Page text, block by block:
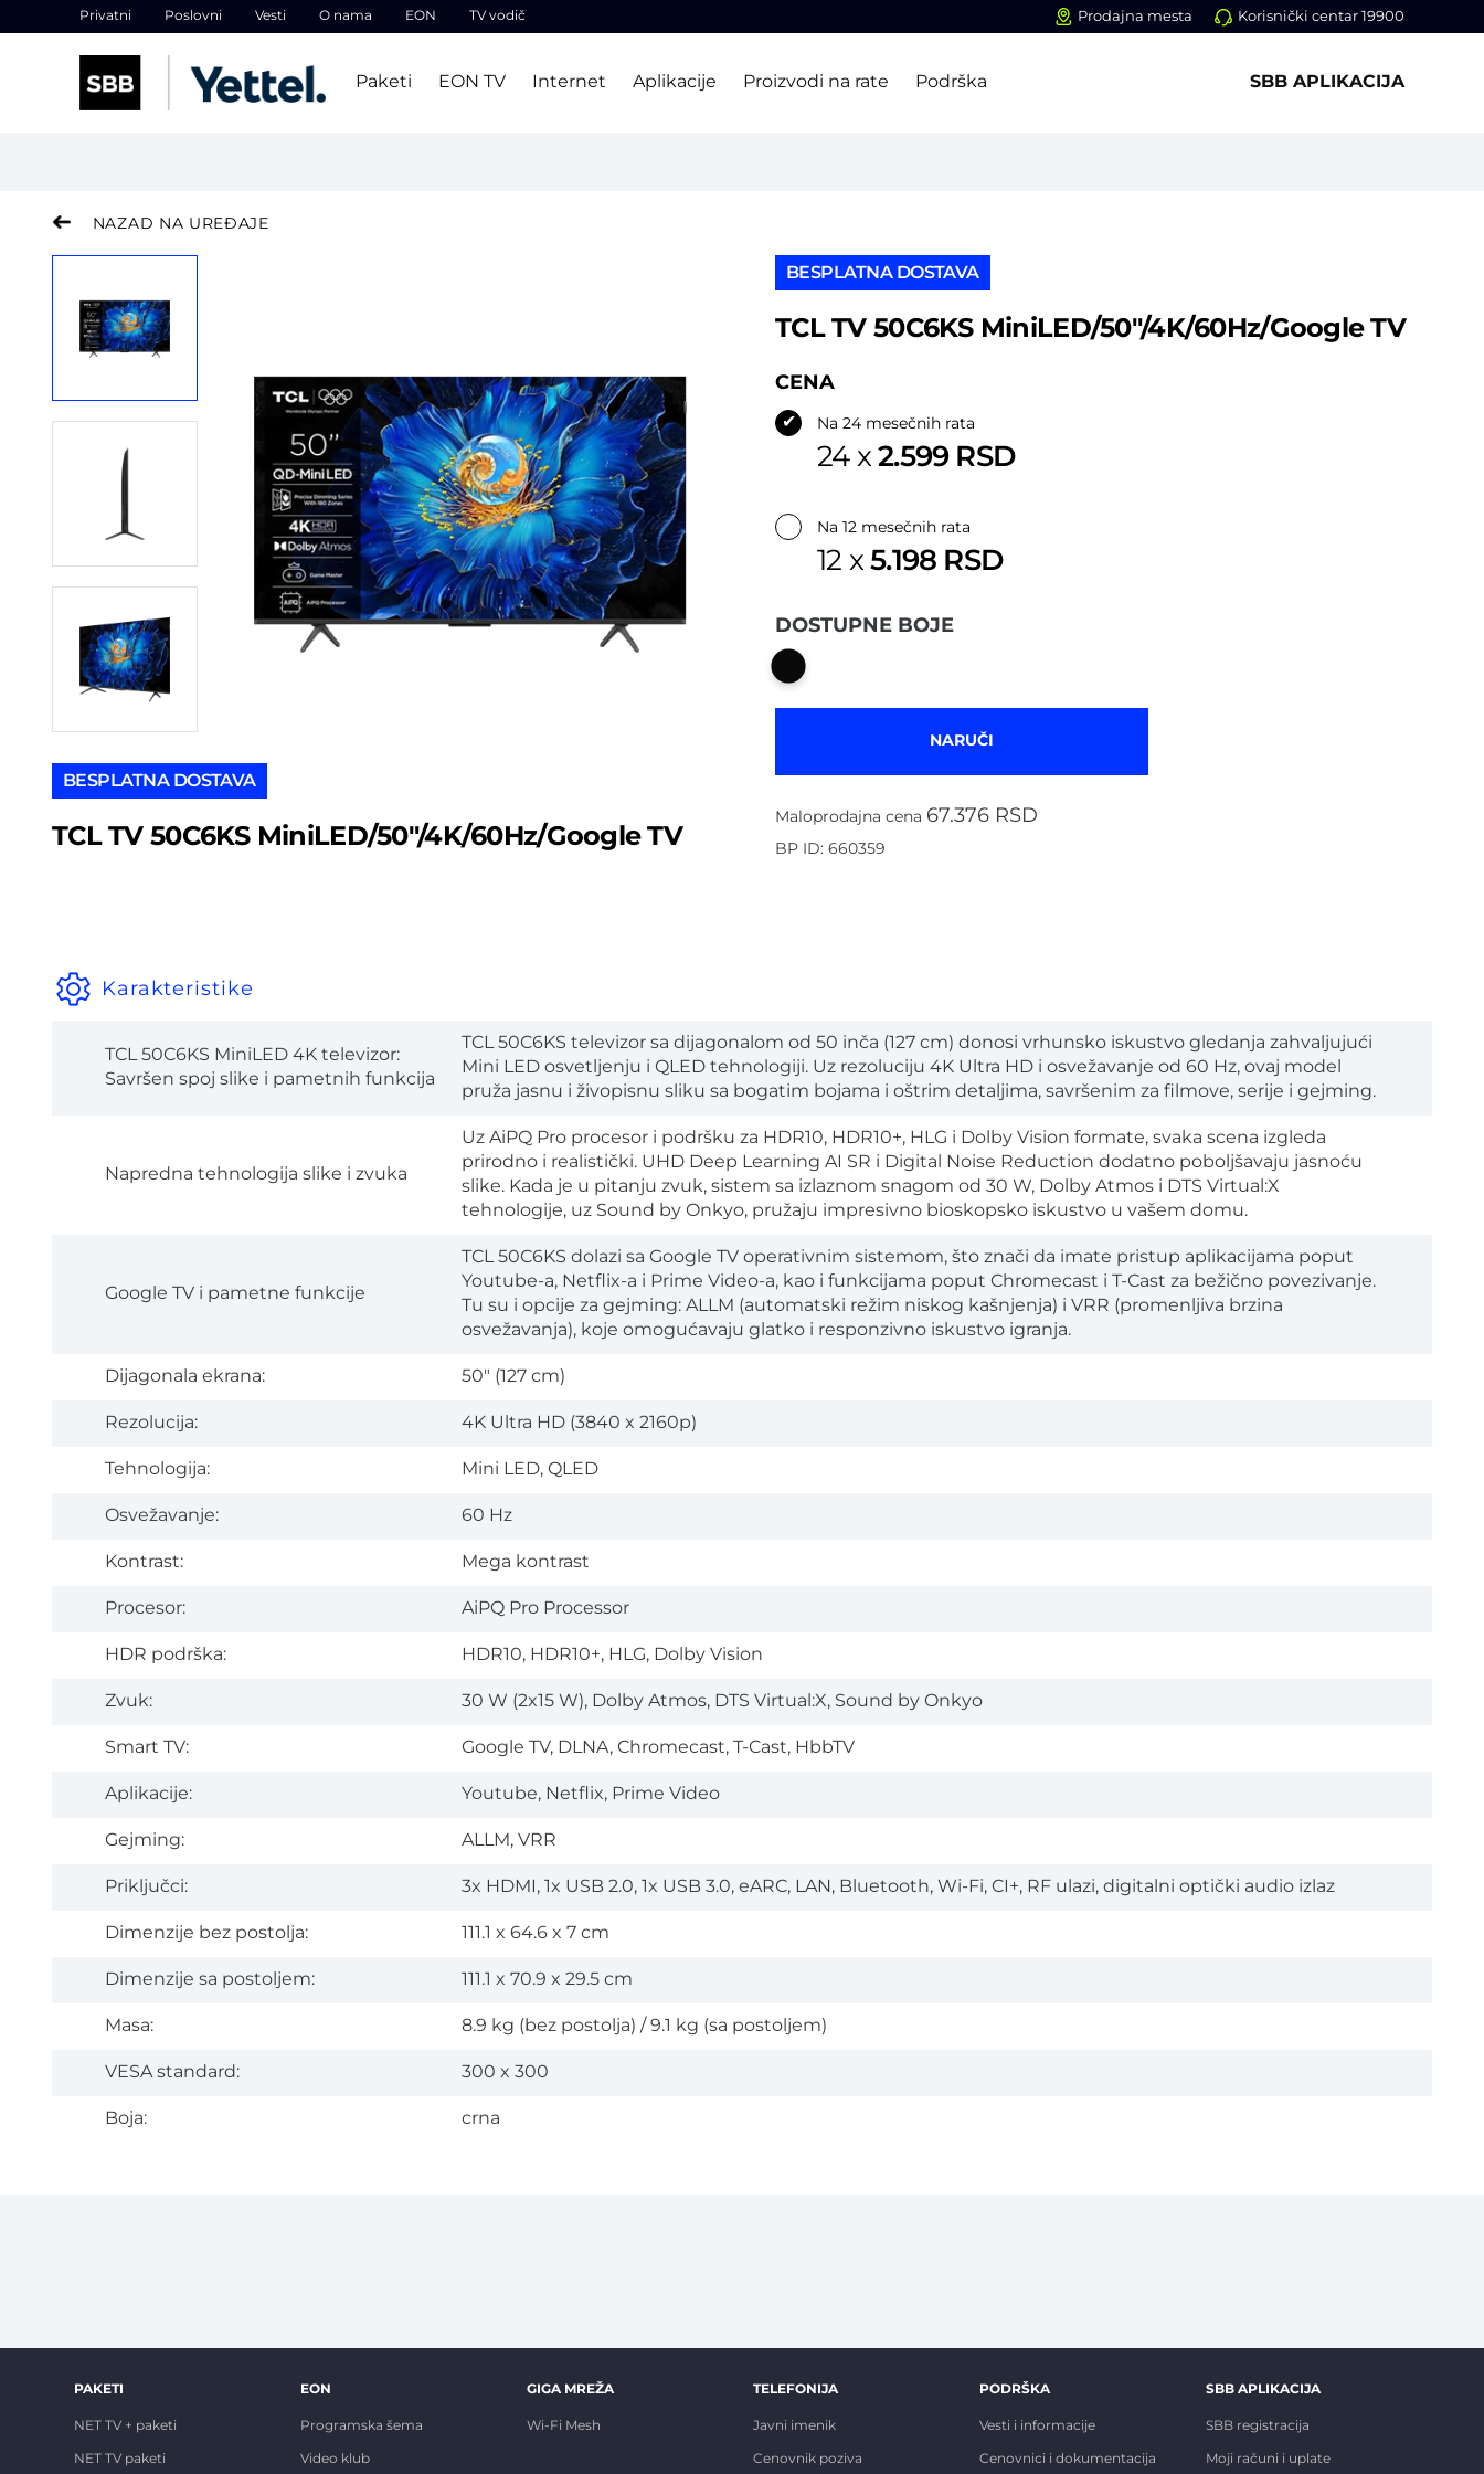
Privatni Poslovni Vesti O nama EON TV vodič Prodajna mesta Korisnički centar 19900
Paketi EON TV Internet Aplikacije Proizvodi na rate Podrška SBB APLIKACIJA
NAZAD NA UREĐAJE
BESPLATNA DOSTAVA
TCL TV 50C6KS MiniLED/50″/4K/60Hz/Google TV
BESPLATNA DOSTAVA
TCL TV 50C6KS MiniLED/50″/4K/60Hz/Google TV
CENA
✔ Na 24 mesečnih rata
24 x2.599 RSD
✔ Na 12 mesečnih rata
12 x5.198 RSD
DOSTUPNE BOJE
NARUČI
Maloprodajna cena 67.376 RSD
BP ID: 660359
Karakteristike
TCL 50C6KS MiniLED 4K televizor:
Savršen spoj slike i pametnih funkcija
TCL 50C6KS televizor sa dijagonalom od 50 inča (127 cm) donosi vrhunsko iskustvo gledanja zahvaljujući
Mini LED osvetljenju i QLED tehnologiji. Uz rezoluciju 4K Ultra HD i osvežavanje od 60 Hz, ovaj model
pruža jasnu i živopisnu sliku sa bogatim bojama i oštrim detaljima, savršenim za filmove, serije i gejming.
Napredna tehnologija slike i zvuka
Uz AiPQ Pro procesor i podršku za HDR10, HDR10+, HLG i Dolby Vision formate, svaka scena izgleda
prirodno i realistički. UHD Deep Learning AI SR i Digital Noise Reduction dodatno poboljšavaju jasnoću
slike. Kada je u pitanju zvuk, sistem sa izlaznom snagom od 30 W, Dolby Atmos i DTS Virtual:X
tehnologije, uz Sound by Onkyo, pružaju impresivno bioskopsko iskustvo u vašem domu.
Google TV i pametne funkcije
TCL 50C6KS dolazi sa Google TV operativnim sistemom, što znači da imate pristup aplikacijama poput
Youtube-a, Netflix-a i Prime Video-a, kao i funkcijama poput Chromecast i T-Cast za bežično povezivanje.
Tu su i opcije za gejming: ALLM (automatski režim niskog kašnjenja) i VRR (promenljiva brzina
osvežavanja), koje omogućavaju glatko i responzivno iskustvo igranja.
Dijagonala ekrana:
50" (127 cm)
Rezolucija:
4K Ultra HD (3840 x 2160p)
Tehnologija:
Mini LED, QLED
Osvežavanje:
60 Hz
Kontrast:
Mega kontrast
Procesor:
AiPQ Pro Processor
HDR podrška:
HDR10, HDR10+, HLG, Dolby Vision
Zvuk:
30 W (2x15 W), Dolby Atmos, DTS Virtual:X, Sound by Onkyo
Smart TV:
Google TV, DLNA, Chromecast, T-Cast, HbbTV
Aplikacije:
Youtube, Netflix, Prime Video
Gejming:
ALLM, VRR
Priključci:
3x HDMI, 1x USB 2.0, 1x USB 3.0, eARC, LAN, Bluetooth, Wi-Fi, CI+, RF ulazi, digitalni optički audio izlaz
Dimenzije bez postolja:
111.1 x 64.6 x 7 cm
Dimenzije sa postoljem:
111.1 x 70.9 x 29.5 cm
Masa:
8.9 kg (bez postolja) / 9.1 kg (sa postoljem)
VESA standard:
300 x 300
Boja:
crna
PAKETI
NET TV + paketi
NET TV paketi
EON
Programska šema
Video klub
GIGA MREŽA
Wi-Fi Mesh
TELEFONIJA
Javni imenik
Cenovnik poziva
PODRŠKA
Vesti i informacije
Cenovnici i dokumentacija
SBB APLIKACIJA
SBB registracija
Moji računi i uplate